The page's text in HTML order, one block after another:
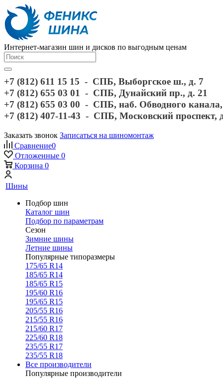
Интернет-магазин шин и дисков по выгодным ценам
+7 (812) 611 15 15 - СПБ, Выборгское ш., д. 7
+7 (812) 655 03 01 - СПБ, Дунайский пр., д. 21
+7 (812) 655 03 00 - СПБ, наб. Обводного
+7 (812) 407-11-43 - СПБ, Московский проспект,
Заказать звонок Записаться на шиномонтаж
Сравнение0
Отложенные 0
Корзина 0
Шины
Подбор шин
Каталог шин
Подбор по параметрам
Сезон
Зимние шины
Летние шины
Популярные типоразмеры
175/65 R14
185/65 R14
185/65 R15
195/60 R16
195/65 R15
205/55 R16
215/55 R16
215/60 R17
225/60 R18
235/55 R17
235/55 R18
Все производители
Популярные производители